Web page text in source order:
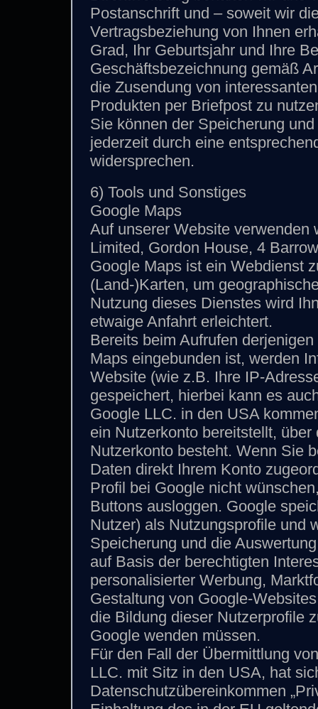
Postanschrift und – soweit wir
Vertragsbeziehung von Ihnen
Grad, Ihr Geburtsjahr und Ihre
Geschäftsbezeichnung gemäß
die Zusendung von
Produkten per Briefpost zu
Sie können der Speicherung
jederzeit durch eine
widersprechen.
6) Tools und Sonstiges
Google Maps
Auf unserer Website verwenden
Limited, Gordon House, 4
Google Maps ist ein Webdienst
(Land-)Karten, um
Nutzung dieses Dienstes wird
etwaige Anfahrt erleichtert.
Bereits beim Aufrufen
Maps eingebunden ist, werden
Website (wie z.B. Ihre IP-
gespeichert, hierbei kann es
Google LLC. in den USA
ein Nutzerkonto bereitstellt,
Nutzerkonto besteht. Wenn Sie
Daten direkt Ihrem Konto
Profil bei Google nicht
Buttons ausloggen. Google
Nutzer) als Nutzungsprofile und
Speicherung und die
auf Basis der berechtigten
personalisierter Werbung,
Gestaltung von Google-
die Bildung dieser Nutzerprofile
Google wenden müssen.
Für den Fall der Übermittlung
LLC. mit Sitz in den USA, hat
Datenschutzübereinkommen